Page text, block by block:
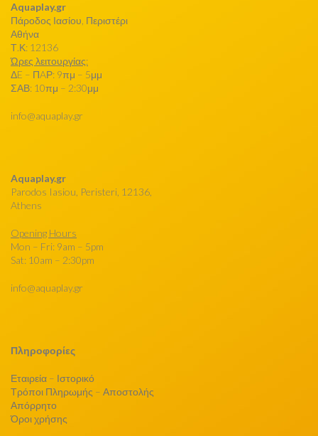
Aquaplay.gr
Πάροδος Ιασίου, Περιστέρι
Αθήνα
Τ.Κ: 12136
Ώρες λειτουργίας:
ΔE – ΠAΡ: 9πμ – 5μμ
ΣΑΒ: 10πμ – 2:30μμ
info@aquaplay.gr
Aquaplay.gr
Parodos Iasiou, Peristeri, 12136,
Athens
Opening Hours
Mon – Fri: 9am – 5pm
Sat: 10am – 2:30pm
info@aquaplay.gr
Πληροφορίες
Εταιρεία – Ιστορικό
Τρόποι Πληρωμής – Αποστολής
Απόρρητο
Όροι χρήσης